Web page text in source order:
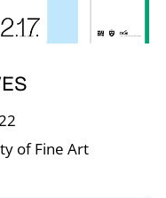
of Fine Art